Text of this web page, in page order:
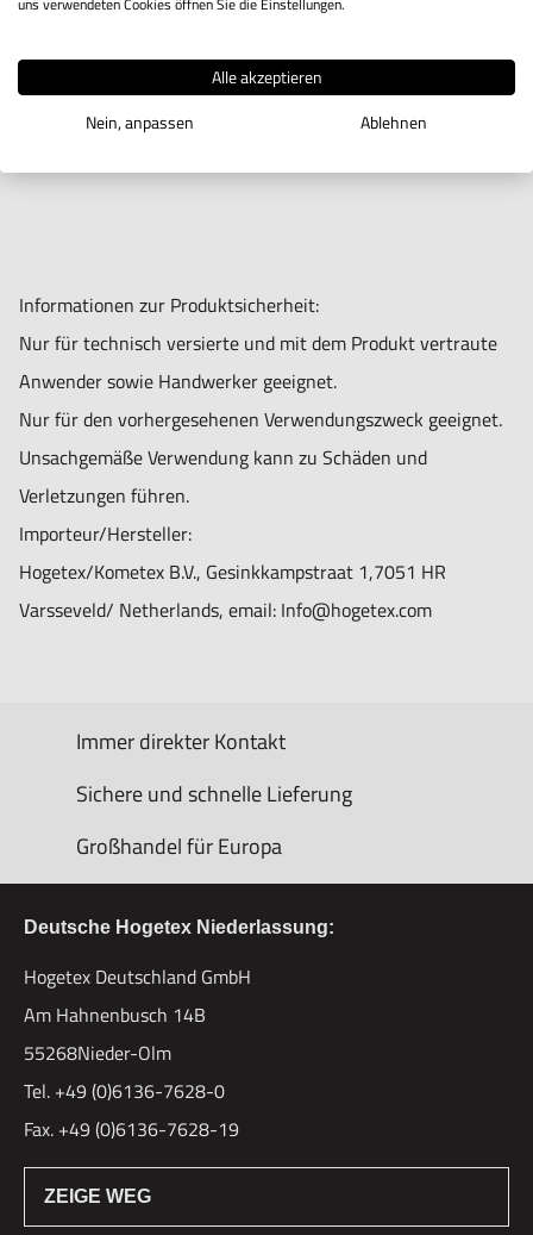
Informationen zur Produktsicherheit:
Nur für technisch versierte und mit dem Produkt vertraute
Anwender sowie Handwerker geeignet.
Nur für den vorhergesehenen Verwendungszweck geeignet.
Unsachgemäße Verwendung kann zu Schäden und
Verletzungen führen.
Importeur/Hersteller:
Hogetex/Kometex B.V., Gesinkkampstraat 1,7051 HR
Varsseveld/ Netherlands, email: Info@hogetex.com
Immer direkter Kontakt
Sichere und schnelle Lieferung
Großhandel für Europa
Deutsche Hogetex Niederlassung:
Hogetex Deutschland GmbH
Am Hahnenbusch 14B
55268Nieder-Olm
Tel. +49 (0)6136-7628-0
Fax. +49 (0)6136-7628-19
ZEIGE WEG
Alle akzeptieren
Nein, anpassen
Ablehnen